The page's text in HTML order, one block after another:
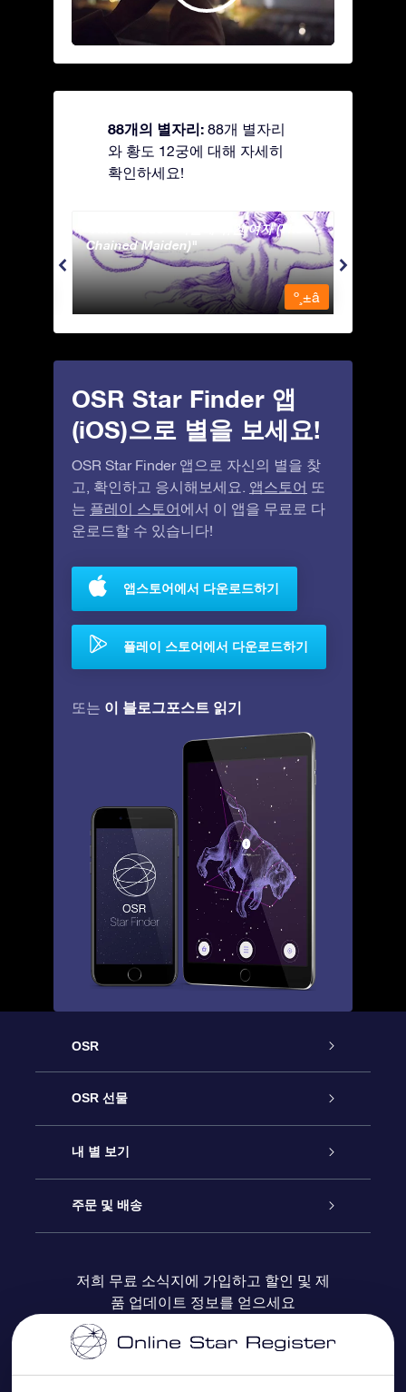
88개의 별자리: 88개 별자리
와 황도 12궁에 대해 자세히
확인하세요!
Andromeda - 사슬에 묶인 여자 (The
Chained Maiden)
º¸±â
OSR Star Finder 앱
(iOS)으로 별을 보세요!
OSR Star Finder 앱으로 자신의 별을 찾
고, 확인하고 응시해보세요. 앱스토어 또
는 플레이 스토어에서 이 앱을 무료로 다
운로드할 수 있습니다!
앱스토어에서 다운로드하기
플레이 스토어에서 다운로드하기
또는 이 블로그포스트 읽기
OSR
고객 서비스
연락처
블로그
OSR 선물
온라인 별 선물
OSR 선물 팩
OSR 상품권
기업 선물
내 별 보기
Star Register
맞춤 별 페이지
One Million Stars
주문 및 배송
결제 정보
배송 정보
저희 무료 소식지에 가입하고 할인 및 제
품 업데이트 정보를 얻으세요